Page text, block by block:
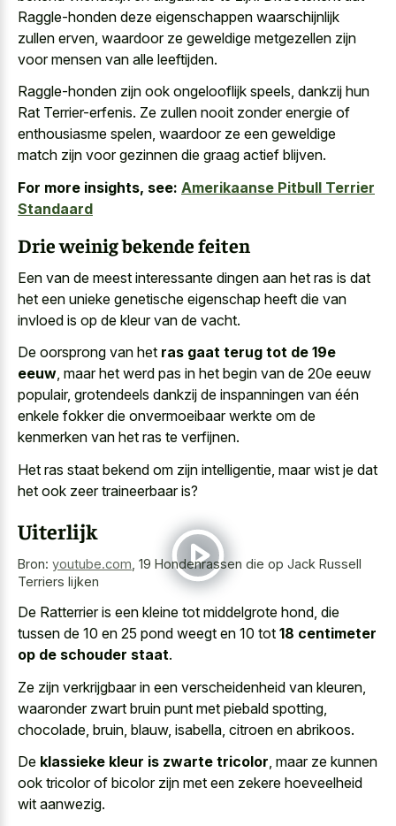
Raggle-honden deze eigenschappen waarschijnlijk
zullen erven, waardoor ze geweldige metgezellen zijn
voor mensen van alle leeftijden.
Raggle-honden zijn ook ongelooflijk speels, dankzij hun
Rat Terrier-erfenis. Ze zullen nooit zonder energie of
enthousiasme spelen, waardoor ze een geweldige
match zijn voor gezinnen die graag actief blijven.
For more insights, see: Amerikaanse Pitbull Terrier
Standaard
Drie weinig bekende feiten
Een van de meest interessante dingen aan het ras is dat
het een unieke genetische eigenschap heeft die van
invloed is op de kleur van de vacht.
De oorsprong van het ras gaat terug tot de 19e
eeuw, maar het werd pas in het begin van de 20e eeuw
populair, grotendeels dankzij de inspanningen van één
enkele fokker die onvermoeibaar werkte om de
kenmerken van het ras te verfijnen.
Het ras staat bekend om zijn intelligentie, maar wist je dat
het ook zeer traineerbaar is?
Uiterlijk
Bron: youtube.com 19 Hondenrassen die op Jack Russell
Terriers lijken
De Ratterrier is een kleine tot middelgrote hond, die
tussen de 10 en 25 pond weegt en 10 tot 18 centimeter
op de schouder staat.
Ze zijn verkrijgbaar in een verscheidenheid van kleuren,
waaronder zwart bruin punt met piebald spotting,
chocolade, bruin, blauw, isabella, citroen en abrikoos.
De klassieke kleur is zwarte tricolor, maar ze kunnen
ook tricolor of bicolor zijn met een zekere hoeveelheid
wit aanwezig.